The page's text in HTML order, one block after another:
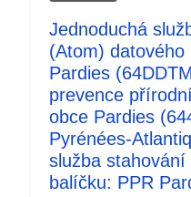
přehrady. Plány prevence rizik byly stanoveny zákonem
ze dne 2. února 1995 o
prostředí. Nástroj PPR je
července 1987 o
lesa před požáry a
RPP odpovídá stát. O tom
přírodní, technologické
prevence rizik mají
informací: • Regulatorní
Jednoduchá
(Atom) datového
Pardies
prevence
obce Pardies
Pyrénées-
služba
balíčku: PPR